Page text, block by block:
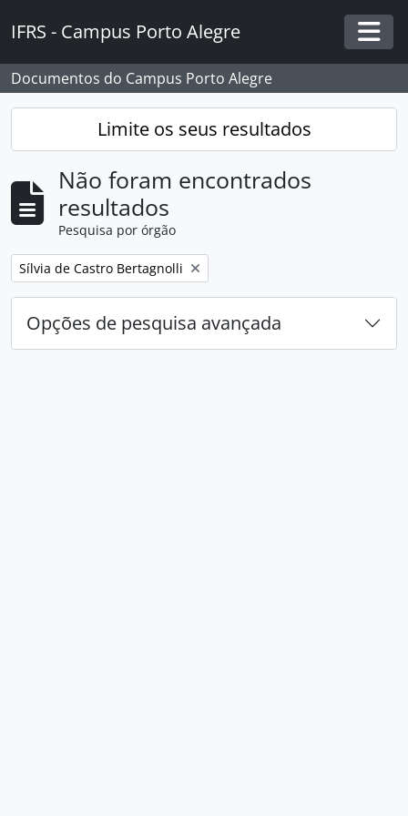
IFRS - Campus Porto Alegre
Documentos do Campus Porto Alegre
Limite os seus resultados
Não foram encontrados
resultados
Pesquisa por órgão
Remover filtro:
Sílvia de Castro Bertagnolli
Opções de pesquisa avançada